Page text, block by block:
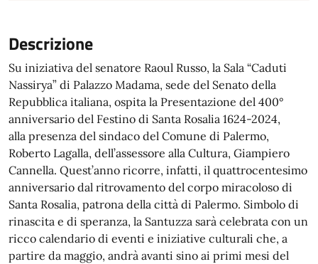
Descrizione
Su iniziativa del senatore Raoul Russo, la Sala “Caduti
Nassirya” di Palazzo Madama, sede del Senato della
Repubblica italiana, ospita la Presentazione del 400°
anniversario del Festino di Santa Rosalia 1624-2024,
alla presenza del sindaco del Comune di Palermo,
Roberto Lagalla, dell’assessore alla Cultura, Giampiero
Cannella. Quest’anno ricorre, infatti, il quattrocentesimo
anniversario dal ritrovamento del corpo miracoloso di
Santa Rosalia, patrona della città di Palermo. Simbolo di
rinascita e di speranza, la Santuzza sarà celebrata con un
ricco calendario di eventi e iniziative culturali che, a
partire da maggio, andrà avanti sino ai primi mesi del